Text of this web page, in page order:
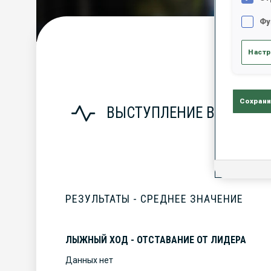
ВЫСТУПЛЕНИЕ В СЕЗОНЕ
РЕЗУЛЬТАТЫ - СРЕДНЕЕ ЗНАЧЕНИЕ
ЛЫЖНЫЙ ХОД - ОТСТАВАНИЕ ОТ ЛИДЕРА
Данных нет